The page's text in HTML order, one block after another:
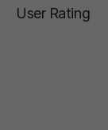
User Rating